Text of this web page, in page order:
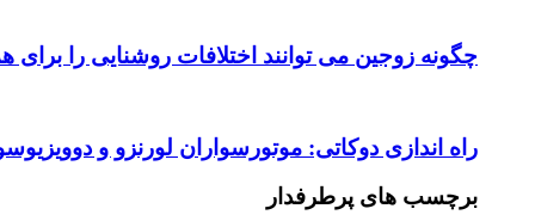
چگونه زوجین می توانند اختلافات روشنایی را برای
راه اندازی دوکاتی: موتورسواران لورنزو و
برچسب های پرطرفدار